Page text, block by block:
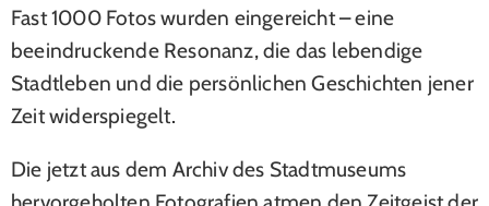
Fast 1000 Fotos wurden eingereicht – eine
beeindruckende Resonanz, die das lebendige
Stadtleben und die persönlichen Geschichten jener
Zeit widerspiegelt.
Die jetzt aus dem Archiv des Stadtmuseums